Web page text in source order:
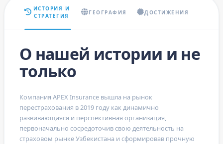
ИСТОРИЯ И
СТРАТЕГИЯ
ГЕОГРАФИЯ ДОСТИЖЕНИЯ
О нашей истории и не
только
Компания APEX Insurance вышла на рынок
перестрахования в 2019 году как динамично
развивающаяся и перспективная организация,
первоначально сосредоточив свою деятельность на
страховом рынке Узбекистана и сформировав прочную